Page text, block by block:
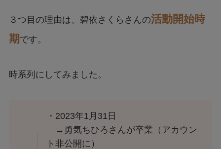
３つ目の理由は、碧依さくらさんの活動開始時
期 です。
時系列にしてみました。
・2023年1月31日
→勇気ちひろさんが卒業（アカウン
ト非公開に）